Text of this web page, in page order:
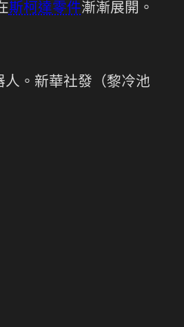
斯柯達零件漸漸展開。
。新華社發（黎冷池